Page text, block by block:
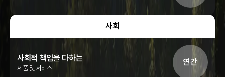
사회
사회적 책임을 다하는
제품 및 서비스
연간